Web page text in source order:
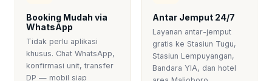
Booking Mudah via
WhatsApp
Tidak perlu aplikasi
khusus. Chat WhatsApp,
konfirmasi unit, transfer
DP — mobil siap
Antar Jemput 24/7
Layanan antar-jemput
gratis ke Stasiun Tugu,
Stasiun Lempuyangan,
Bandara YIA, dan hotel